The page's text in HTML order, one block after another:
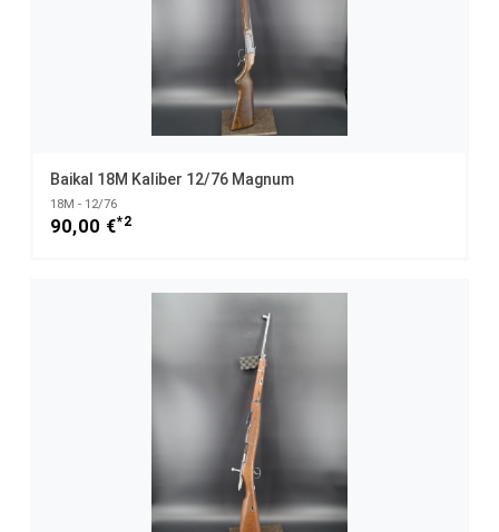
Baikal 18M Kaliber 12/76 Magnum
18M - 12/76
90,00 €*2